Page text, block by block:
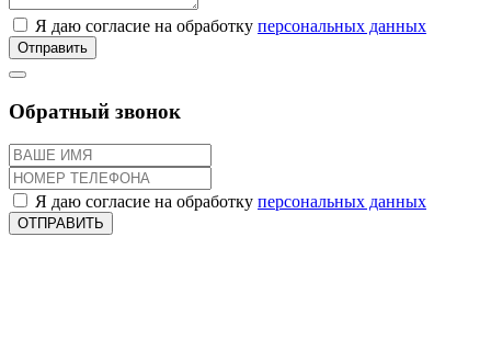
Я даю согласие на обработку персональных данных
Отправить
Обратный звонок
Я даю согласие на обработку персональных данных
ОТПРАВИТЬ